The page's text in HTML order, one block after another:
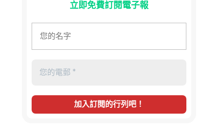
立即免費訂閱電子報